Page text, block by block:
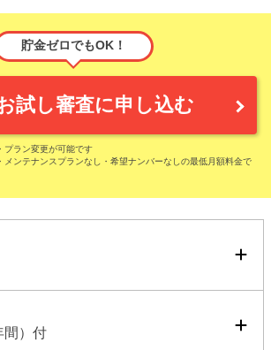
貯金ゼロでもOK！
試し審査に申し込む
ラン変更が可能です
ンテナンスプランなし・希望ナンバーなしの最低月額料金で
間）付